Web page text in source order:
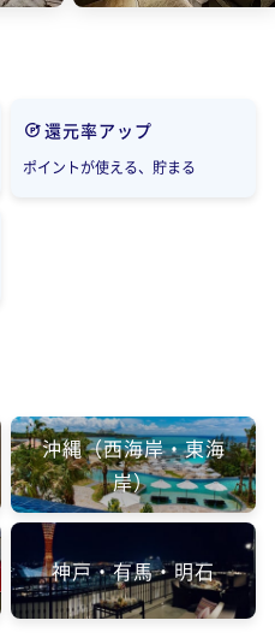
還元率アップ
ポイントが使える、貯まる
沖縄（西海岸・東海
岸）
神戸・有馬・明石